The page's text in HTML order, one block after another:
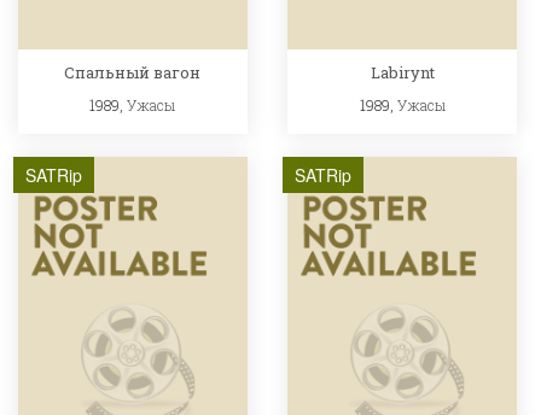
Спальный вагон
1989,Ужасы
Labirynt
1989, Ужасы
SATRip SATRip